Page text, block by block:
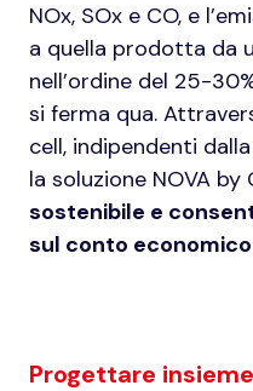
NOx, SOx e CO, e
a quella prodotta da
nell’ordine del 25-
si ferma qua.
cell, indipendenti
la soluzione NOVA by
sostenibile e
sul conto
Progettare